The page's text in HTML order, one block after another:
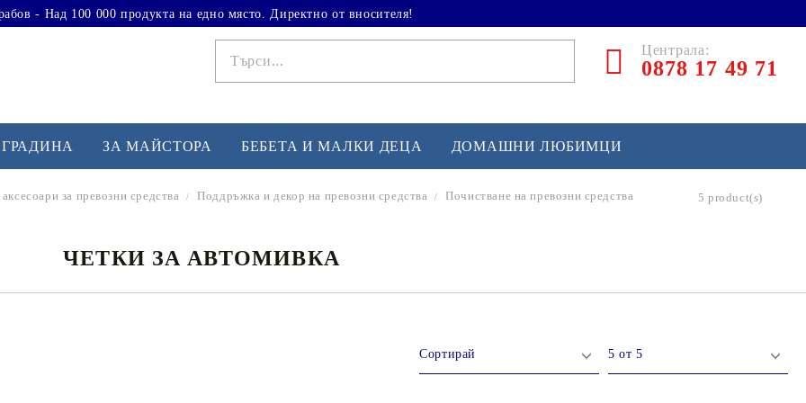
- Над 100 000 продукта на едно място. Директно от вносителя!
Централа:
0878 17 49 71
Хокей и лакрос
ЗА МАЙСТОРА БЕБЕТА И МАЛКИ ДЕЦА ДОМАШНИ ЛЮБИМЦИ
за превозни средства Поддръжка и декор на превозни средства Почистване на превозни средства 5 product(s)
ЧЕТКИ ЗА АВТОМИВКА